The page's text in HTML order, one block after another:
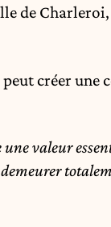
de
créer une
valeur